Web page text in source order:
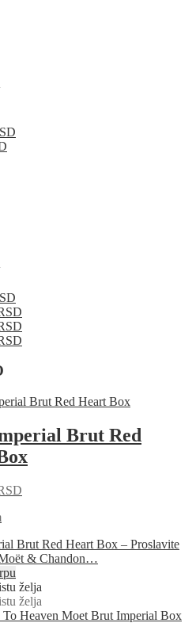
Brut Red
Brut Red Heart Box – Proslavite
& Chandon…
želja
želja